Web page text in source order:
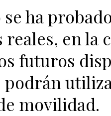
ha
en la
futuros
podrán
movilidad.